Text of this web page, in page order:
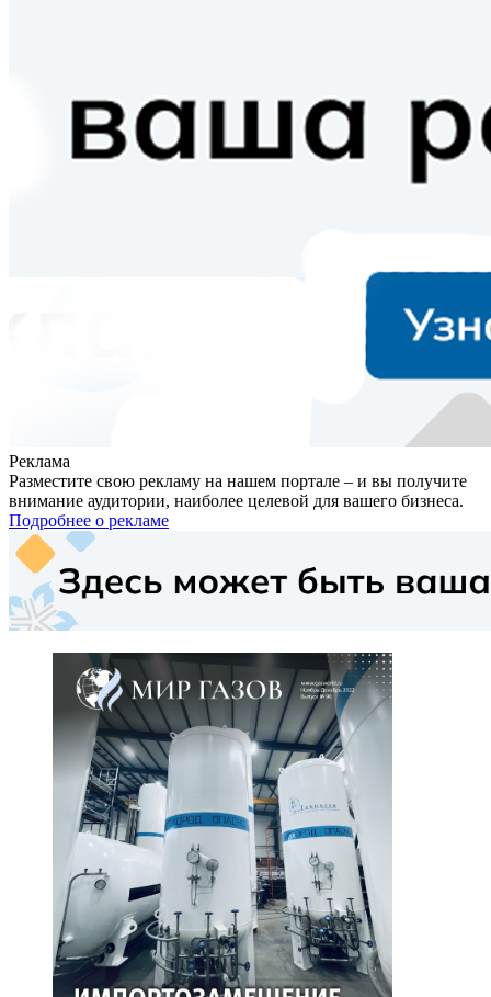
Реклама
Разместите свою рекламу на нашем портале – и вы получите
внимание аудитории, наиболее целевой для вашего бизнеса.
Подробнее о рекламе